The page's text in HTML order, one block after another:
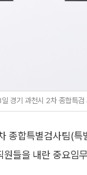
경기 과천시 2차 종합특검
종합특별검사팀(
들을 내란 중요임